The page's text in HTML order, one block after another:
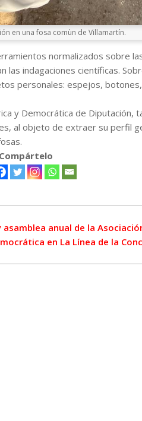
en una fosa comùn de Villamartín.
normalizados sobre
indagaciones científicas.
personales: espejos,
y Democrática de Diputación,
al objeto de extraer su perfil
Compártelo
anual de la
en La Línea de la